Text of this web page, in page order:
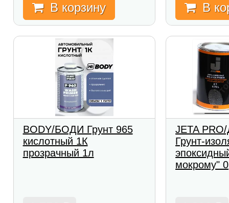
В корзину В
BODY/БОДИ Грунт 965
кислотный 1К
прозрачный 1л
JETA
Грунт-
мокрому"